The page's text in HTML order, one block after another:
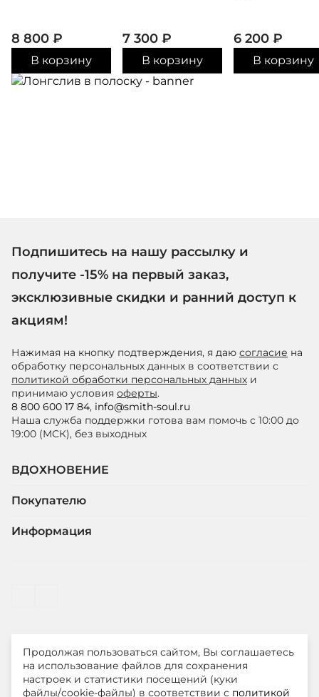
8 800 ₽
В корзину
7 300 ₽
В корзину
6 200 ₽
В корзину
Подпишитесь на нашу рассылку и
получите -15% на первый заказ,
эксклюзивные скидки и ранний доступ к
акциям!
Нажимая на кнопку подтверждения, я даю согласие на
обработку персональных данных в соответствии с
политикой обработки персональных данных и
принимаю условия оферты.
8 800 600 17 84, info@smith-soul.ru
Наша служба поддержки готова вам помочь с 10:00 до
19:00 (МСК), без выходных
ВДОХНОВЕНИЕ
Покупателю
Информация
© ООО "ЛиМ Холдинг" 2026
Продолжая пользоваться сайтом, Вы соглашаетесь
на использование файлов для сохранения
настроек и статистики посещений (куки
файлы/cookie-файлы) в соответствии с политикой